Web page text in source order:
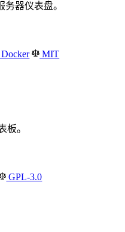
器仪表盘。
Docker MIT
板。
GPL-3.0